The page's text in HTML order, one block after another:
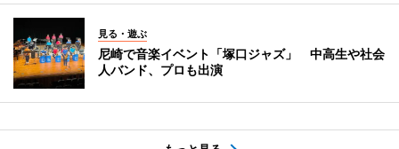
見る・遊ぶ
尼崎で音楽イベント「塚口ジャズ」 中高生や社会
人バンド、プロも出演